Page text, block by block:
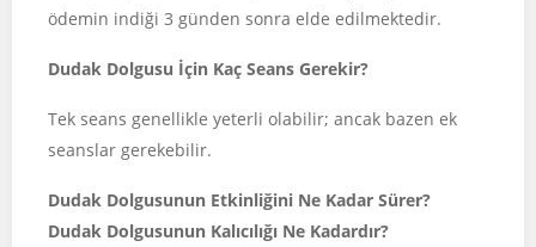
ödemin indiği 3 günden sonra elde edilmektedir.
Dudak Dolgusu İçin Kaç Seans Gerekir?
Tek seans genellikle yeterli olabilir; ancak bazen ek
seanslar gerekebilir.
Dudak Dolgusunun Etkinliğini Ne Kadar Sürer?
Dudak Dolgusunun Kalıcılığı Ne Kadardır?